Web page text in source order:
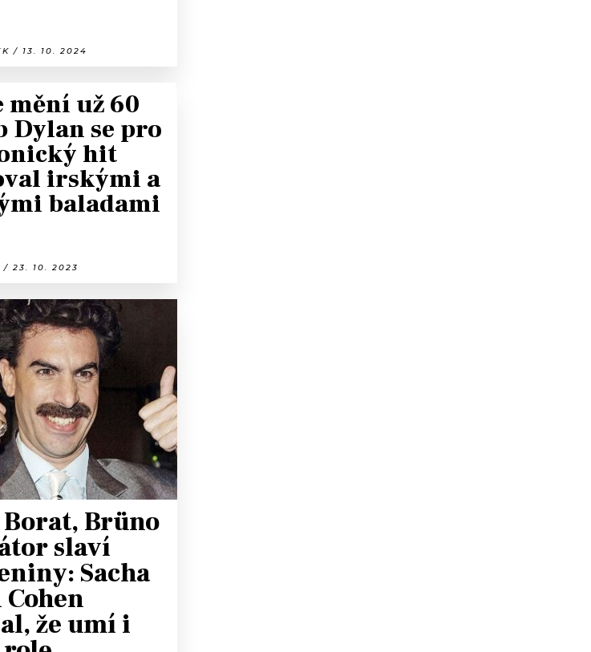
/ 13. 10. 2024
mění už 60
Dylan se pro
hit
irskými a
baladami
/ 23. 10. 2023
Brüno
slaví
Sacha
že umí i